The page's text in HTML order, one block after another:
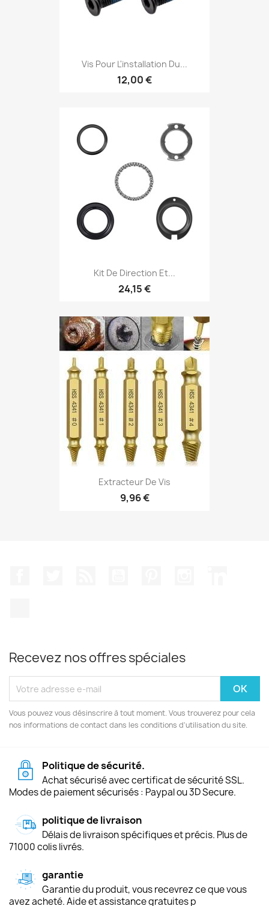
Vis Pour L'installation Du...
12,00 €
Kit De Direction Et...
24,15 €
Extracteur De Vis
9,96 €
Recevez nos offres spéciales
Vous pouvez vous désinscrire à tout moment. Vous trouverez pour cela
nos informations de contact dans les conditions d'utilisation du site.
Politique de sécurité.
Achat sécurisé avec certificat de sécurité SSL.
Modes de paiement sécurisés : Paypal ou 3D Secure.
politique de livraison
Délais de livraison spécifiques et précis. Plus de
71000 colis livrés.
garantie
Garantie du produit, vous recevrez ce que vous
avez acheté. Aide et assistance gratuites p